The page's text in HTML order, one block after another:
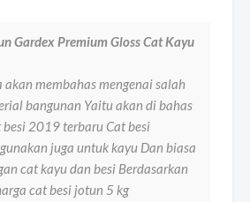
Gardex Premium Gloss Cat Kayu
akan membahas mengenai salah
bangunan Yaitu akan di bahas
2019 terbaru Cat besi
juga untuk kayu Dan biasa
cat kayu dan besi Berdasarkan
cat besi jotun 5 kg